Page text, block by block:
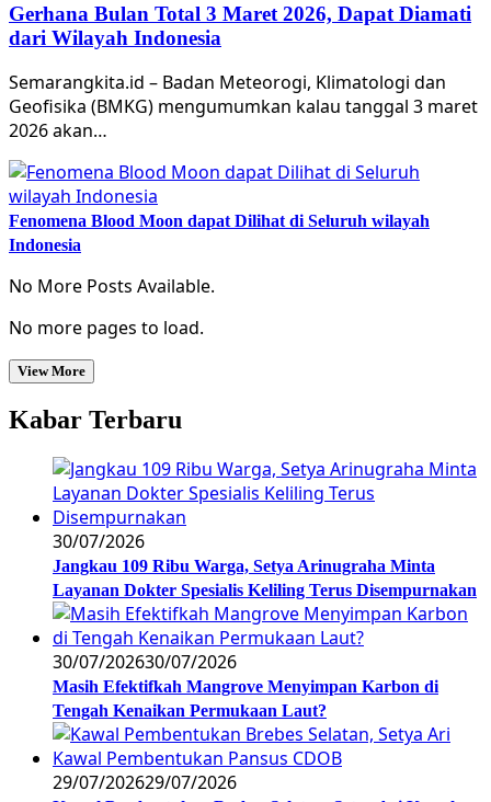
Gerhana Bulan Total 3 Maret 2026, Dapat Diamati
dari Wilayah Indonesia
Semarangkita.id – Badan Meteorogi, Klimatologi dan
Geofisika (BMKG) mengumumkan kalau tanggal 3 maret
2026 akan…
Fenomena Blood Moon dapat Dilihat di Seluruh wilayah
Indonesia
No More Posts Available.
No more pages to load.
View More
Kabar Terbaru
30/07/2026
Jangkau 109 Ribu Warga, Setya Arinugraha Minta
Layanan Dokter Spesialis Keliling Terus Disempurnakan
30/07/202630/07/2026
Masih Efektifkah Mangrove Menyimpan Karbon di
Tengah Kenaikan Permukaan Laut?
29/07/202629/07/2026